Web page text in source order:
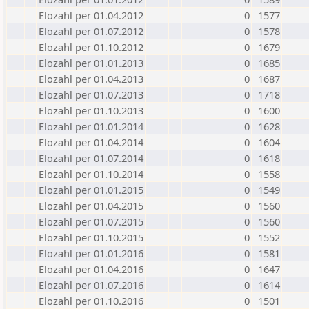
Elozahl per 01.04.2012
0
1577
Elozahl per 01.07.2012
0
1578
Elozahl per 01.10.2012
0
1679
Elozahl per 01.01.2013
0
1685
Elozahl per 01.04.2013
0
1687
Elozahl per 01.07.2013
0
1718
Elozahl per 01.10.2013
0
1600
Elozahl per 01.01.2014
0
1628
Elozahl per 01.04.2014
0
1604
Elozahl per 01.07.2014
0
1618
Elozahl per 01.10.2014
0
1558
Elozahl per 01.01.2015
0
1549
Elozahl per 01.04.2015
0
1560
Elozahl per 01.07.2015
0
1560
Elozahl per 01.10.2015
0
1552
Elozahl per 01.01.2016
0
1581
Elozahl per 01.04.2016
0
1647
Elozahl per 01.07.2016
0
1614
Elozahl per 01.10.2016
0 1501